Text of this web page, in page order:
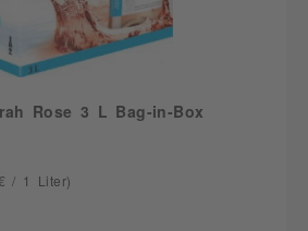
Rose 3 L Bag-in-Box
/ 1 Liter)